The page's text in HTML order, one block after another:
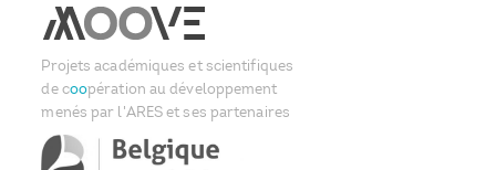
Projets académiques et scientifiques
de coopération au développement
menés par l'ARES et ses partenaires